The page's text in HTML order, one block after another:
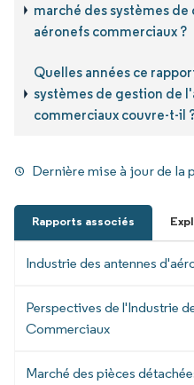
marché des systèmes
aéronefs commerciaux ?
Quelles années ce
systèmes de gestion de
commerciaux couvre-t-il
Dernière mise à jour de la
Rapports associés
Industrie des antennes
Perspectives de l'Industrie
Commerciaux
Marché des pièces